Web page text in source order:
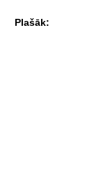
Plašāk: